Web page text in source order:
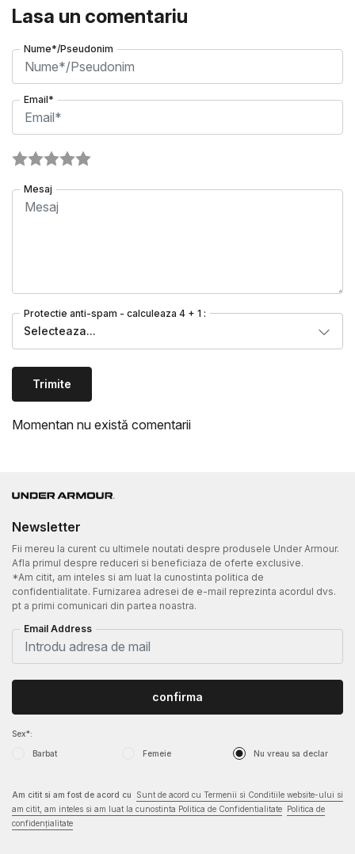
Lasa un comentariu
Nume*/Pseudonim
Email*
Mesaj
Protectie anti-spam - calculeaza 4 + 1 :
Selecteaza...
Trimite
Momentan nu există comentarii
Newsletter
Fii mereu la curent cu ultimele noutati despre produsele Under Armour.
Afla primul despre reduceri si beneficiaza de oferte exclusive.
*Am citit, am inteles si am luat la cunostinta politica de
confidentialitate. Furnizarea adresei de e-mail reprezinta acordul dvs.
pt a primi comunicari din partea noastra.
Email Address
Sex*:
Barbat Femeie Nu vreau sa declar
confirma
Am citit si am fost de acord cu
Sunt de acord cu Termenii si Conditiile website-ului si
am citit, am inteles si am luat la cunostinta Politica de Confidentialitate
Politica de
confidențialitate